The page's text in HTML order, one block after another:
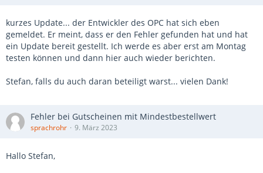
kurzes Update... der Entwickler des OPC hat sich eben
gemeldet. Er meint, dass er den Fehler gefunden hat und hat
ein Update bereit gestellt. Ich werde es aber erst am Montag
testen können und dann hier auch wieder berichten.
Stefan, falls du auch daran beteiligt warst... vielen Dank!
Fehler bei Gutscheinen mit Mindestbestellwert
sprachrohr 9. März 2023
Hallo Stefan,